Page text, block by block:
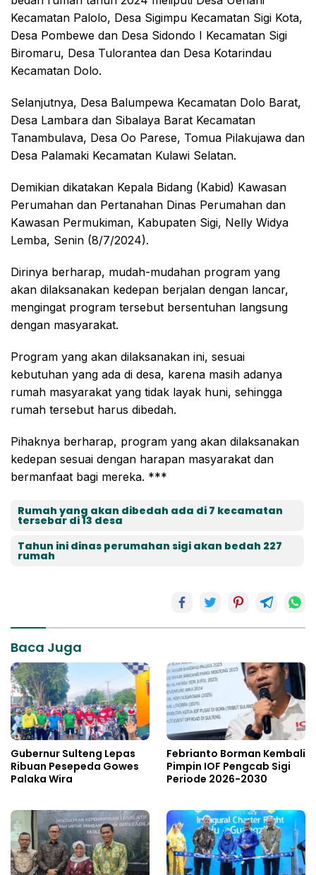
Kecamatan Palolo, Desa Sigimpu Kecamatan Sigi Kota,
Desa Pombewe dan Desa Sidondo I Kecamatan Sigi
Biromaru, Desa Tulorantea dan Desa Kotarindau
Kecamatan Dolo.
Selanjutnya, Desa Balumpewa Kecamatan Dolo Barat,
Desa Lambara dan Sibalaya Barat Kecamatan
Tanambulava, Desa Oo Parese, Tomua Pilakujawa dan
Desa Palamaki Kecamatan Kulawi Selatan.
Demikian dikatakan Kepala Bidang (Kabid) Kawasan
Perumahan dan Pertanahan Dinas Perumahan dan
Kawasan Permukiman, Kabupaten Sigi, Nelly Widya
Lemba, Senin (8/7/2024).
Dirinya berharap, mudah-mudahan program yang
akan dilaksanakan kedepan berjalan dengan lancar,
mengingat program tersebut bersentuhan langsung
dengan masyarakat.
Program yang akan dilaksanakan ini, sesuai
kebutuhan yang ada di desa, karena masih adanya
rumah masyarakat yang tidak layak huni, sehingga
rumah tersebut harus dibedah.
Pihaknya berharap, program yang akan dilaksanakan
kedepan sesuai dengan harapan masyarakat dan
bermanfaat bagi mereka. ***
Rumah yang akan dibedah ada di 7 kecamatan
tersebar di 13 desa
Tahun ini dinas perumahan sigi akan bedah 227
rumah
Baca Juga
Gubernur Sulteng Lepas
Ribuan Pesepeda Gowes
Palaka Wira
Febrianto Borman Kembali
Pimpin IOF Pengcab Sigi
Periode 2026-2030